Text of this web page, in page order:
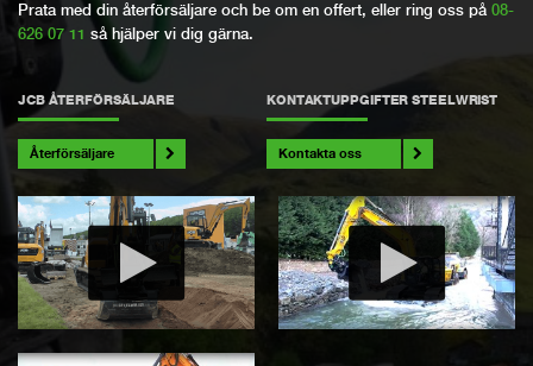
Prata med din återförsäljare och be om en offert, eller ring oss på 08-
626 07 11 så hjälper vi dig gärna.
JCB ÅTERFÖRSÄLJARE
Återförsäljare
KONTAKTUPPGIFTER STEELWRIST
Kontakta oss